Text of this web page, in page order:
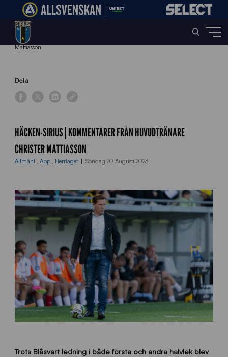
Home»
Mattiasson
Dela
HÄCKEN-SIRIUS | KOMMENTARER FRÅN HUVUDTRÄNARE
CHRISTER MATTIASSON
Allmänt , App , Herrlaget Söndag 20 Augusti 2023
Trots Blåsvart ledning i både första och andra halvlek blev